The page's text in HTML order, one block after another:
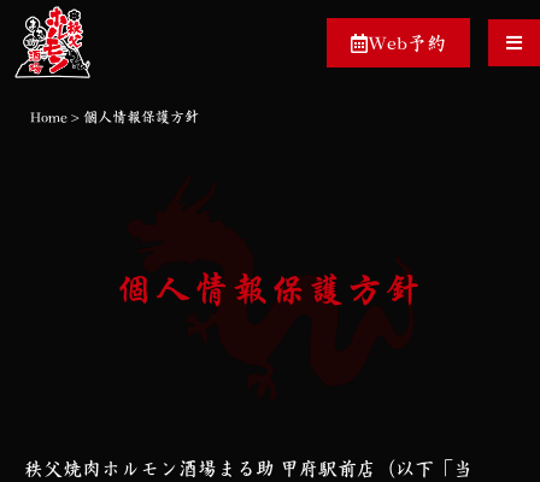
Web予約
Home>個人情報保護方針
個人情報保護方針
秩父焼肉ホルモン酒場まる助 甲府駅前店（以下「当